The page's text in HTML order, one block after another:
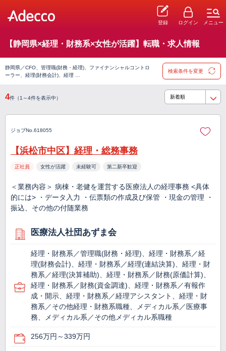
登録 ログイン メニュー
【静岡県×経理・財務系×女性が活躍】転職・求人情報
静岡県／CFO、管理職(財務・経理)、ファイナンシャルコントロ
ーラー、経理(財務会計)、経理 …
検索条件を変更
4件（1～4件を表示中）
ジョブNo.618055
【浜松市中区】経理・総務事務
正社員 女性が活躍 未経験可 第二新卒歓迎
＜業務内容＞ 病棟・老健を運営する医療法人の経理事務 <具体
的には> ・データ入力 ・伝票類の作成及び保管 ・現金の管理 ・
振込、その他の付随業務
医療法人社団あずま会
経理・財務系／管理職(財務・経理)、経理・財務系／経
理(財務会計)、経理・財務系／経理(連結決算)、経理・財
務系／経理(決算補助)、経理・財務系／財務(原価計算)、
経理・財務系／財務(資金調達)、経理・財務系／有報作
成・開示、経理・財務系／経理アシスタント、経理・財
務系／その他経理・財務系職種、メディカル系／医療事
務、メディカル系／その他メディカル系職種
256万円～339万円